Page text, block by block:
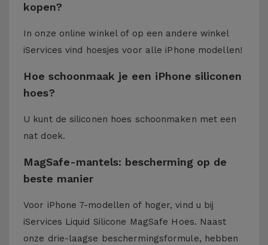
kopen?
In onze online winkel of op een andere winkel
iServices vind hoesjes voor alle iPhone modellen!
Hoe schoonmaak je een iPhone siliconen
hoes?
U kunt de siliconen hoes schoonmaken met een
nat doek.
MagSafe-mantels: bescherming op de
beste manier
Voor iPhone 7-modellen of hoger, vind u bij
iServices Liquid Silicone MagSafe Hoes. Naast
onze drie-laagse beschermingsformule, hebben